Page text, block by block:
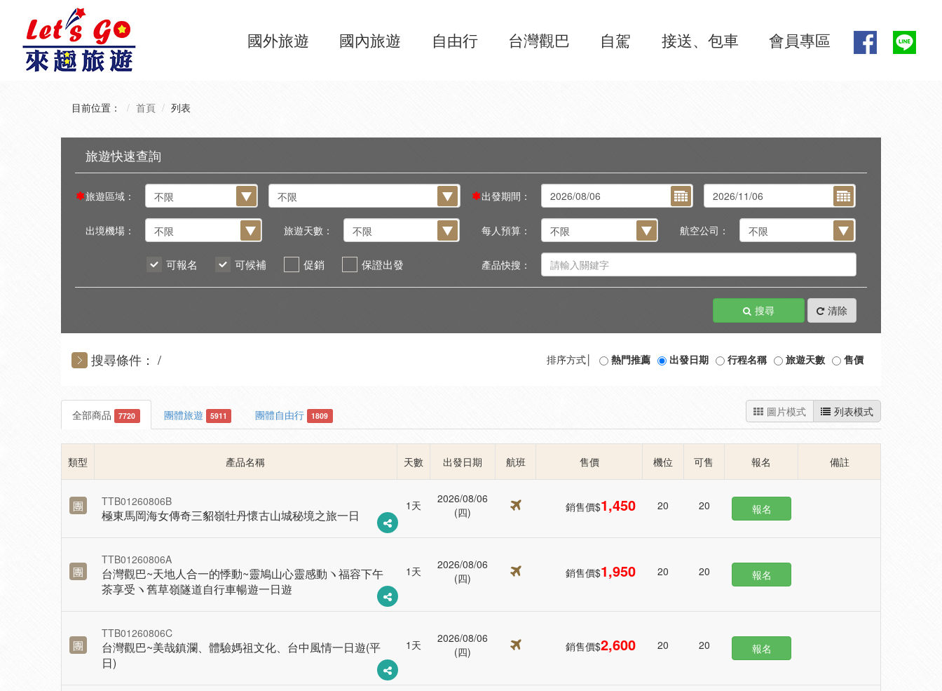
國外旅遊 國內旅遊 自由行 台灣觀巴 自駕 接送、包車 會員專區
目前位置： 首頁 列表
旅遊區域： 出發期間：
出境機場： 旅遊天數： 每人預算： 航空公司：
可報名 可候補 促銷 保證出發 產品快搜：
搜尋 清除
搜尋條件： 排序方式│ 熱門推薦 出發日期 行程名稱 旅遊天數 售價
全部商品 7720 團體旅遊 5911 團體自由行 1809 圖片模式 列表模式
類型 產品名稱 天數 出發日期 航班 售價 機位 可售 報名 備註
團 TTB01260806B
極東馬岡海女傳奇三貂嶺牡丹懷古山城秘境之旅一日
1天
2026/08/06
(四)
銷售價$1,450 20 20 報名
團
TTB01260806A
台灣觀巴~天地人合一的悸動~靈鳩山心靈感動ヽ福容下午
茶享受ヽ舊草嶺隧道自行車暢遊一日遊
1天
2026/08/06
(四)
銷售價$1,950 20 20 報名
團
TTB01260806C
台灣觀巴~美哉鎮瀾、體驗媽祖文化、台中風情一日遊(平
日)
1天
2026/08/06
(四)
銷售價$2,600 20 20 報名